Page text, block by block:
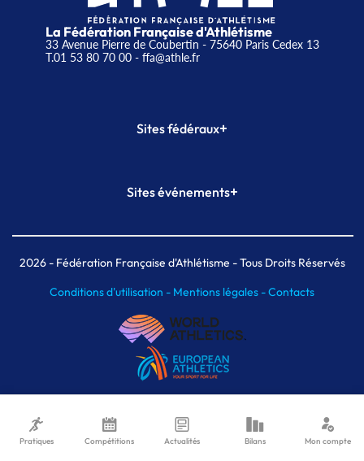
La Fédération Française d'Athlétisme
33 Avenue Pierre de Coubertin - 75640 Paris Cedex 13
T.01 53 80 70 00- ffa@athle.fr
Sites fédéraux+
Plateforme Formation
Sites événements+
Meeting de Paris indoor
MAIF Ekiden de Paris
2026- Fédération Française d'Athlétisme - Tous Droits Réservés
Conditions d'utilisation - Mentions légales -Contacts
Pratiques Compétitions Actualités Bilans Mon compte